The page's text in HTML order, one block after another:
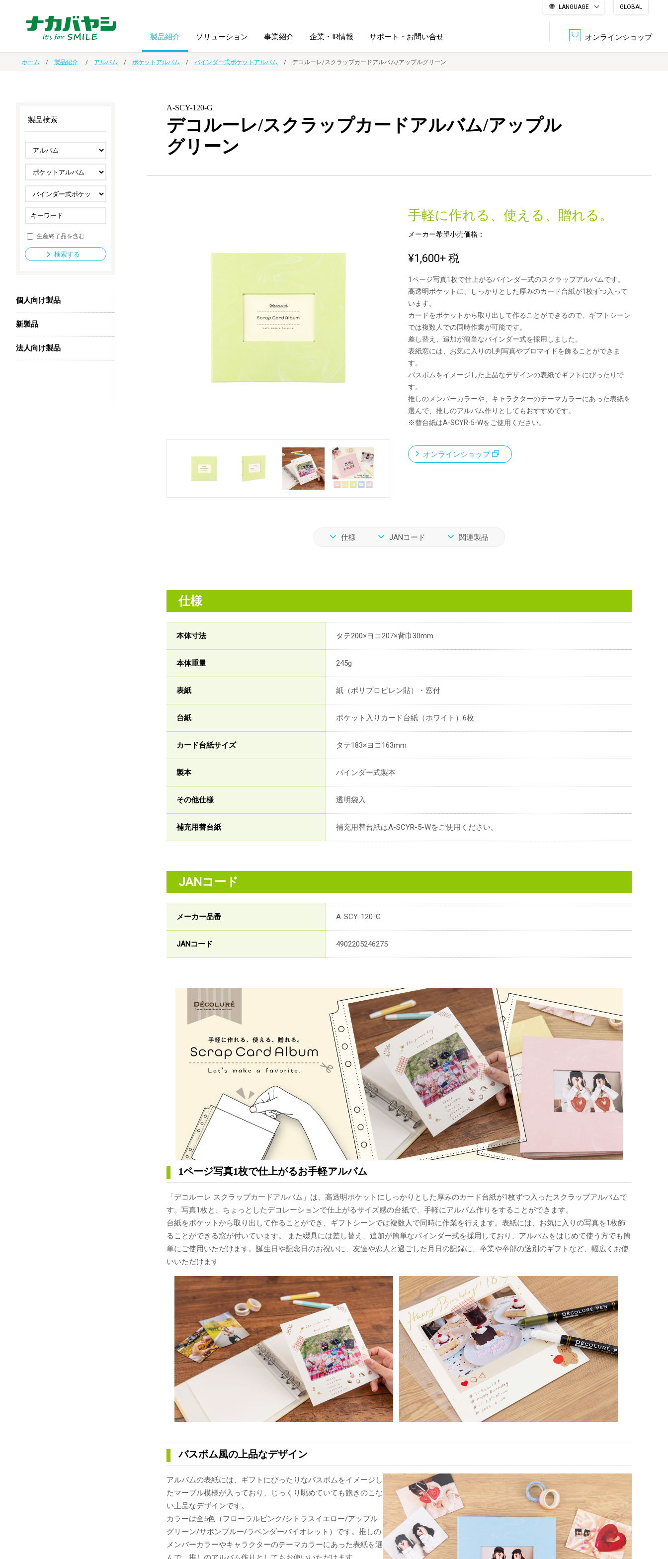
LANGUAGE
GLOBAL
オンラインショップ
製品紹介
ノート・紙製品
ファイル・
ホルダー用品
筆記具
スマートフォン・
タブレット関連
防災・
セキュリティ用品
法人向け製品 新製品一覧
ソリューション
オーダー手帳・ノベルティ制作 学校ソリューション DPS（データ・プリント・サービス）
ドキュメントスキャニングサービス
導入事例
事業紹介 企業・IR情報
IR情報 沿革 認証一覧
サステナビリティ
サポート・お問い合せ
ホーム 製品紹介 アルバム ポケットアルバム バインダー式ポケットアルバム デコルーレ/スクラップカードアルバム/アップルグリーン
A-SCY-120-G
デコルーレ/スクラップカードアルバム/アップル
グリーン
手軽に作れる、使える、贈れる。
メーカー希望小売価格：
¥1,600+ 税
1ページ写真1枚で仕上がるバインダー式のスクラップアルバムです。
高透明ポケットに、しっかりとした厚みのカード台紙が1枚ずつ入って
います。
カードをポケットから取り出して作ることができるので、ギフトシーン
では複数人での同時作業が可能です。
差し替え、追加が簡単なバインダー式を採用しました。
表紙窓には、お気に入りのL判写真やブロマイドを飾ることができま
す。
バスボムをイメージした上品なデザインの表紙でギフトにぴったりで
す。
推しのメンバーカラーや、キャラクターのテーマカラーにあった表紙を
選んで、推しのアルバム作りとしてもおすすめです。
※替台紙はA-SCYR-5-Wをご使用ください。
オンラインショップ
仕様 JANコード 関連製品
仕様
本体寸法 タテ200×ヨコ207×背巾30mm
本体重量 245g
表紙 紙（ポリプロピレン貼）・窓付
台紙 ポケット入りカード台紙（ホワイト）6枚
カード台紙サイズ タテ183×ヨコ163mm
製本 バインダー式製本
その他仕様 透明袋入
補充用替台紙 補充用替台紙はA-SCYR-5-Wをご使用ください。
JANコード
メーカー品番 A-SCY-120-G
JANコード 4902205246275
1ページ写真1枚で仕上がるお手軽アルバム
「デコルーレ スクラップカードアルバム」は、高透明ポケットにしっかりとした厚みのカード台紙が1枚ずつ入ったスクラップアルバムで
す。写真1枚と、ちょっとしたデコレーションで仕上がるサイズ感の台紙で、手軽にアルバム作りをすることができます。
台紙をポケットから取り出して作ることができ、ギフトシーンでは複数人で同時に作業を行えます。表紙には、お気に入りの写真を1枚飾
ることができる窓が付いています。 また綴具には差し替え、追加が簡単なバインダー式を採用しており、アルバムをはじめて使う方でも簡
単にご使用いただけます。誕生日や記念日のお祝いに、友達や恋人と過ごした月日の記録に、卒業や卒部の送別のギフトなど、幅広くお使
いいただけます
バスボム風の上品なデザイン
アルバムの表紙には、ギフトにぴったりなバスボムをイメージし
たマーブル模様が入っており、じっくり眺めていても飽きのこな
い上品なデザインです。
カラーは全5色（フローラルピンク/シトラスイエロー/アップル
グリーン/サボンブルー/ラベンダーバイオレット）です。推しの
メンバーカラーやキャラクターのテーマカラーにあった表紙を選
製品検索
生産終了品を含む
検索する
個人向け製品
新製品
法人向け製品